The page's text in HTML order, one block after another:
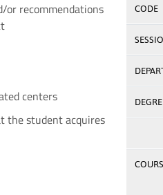
or recommendations
centers
the student acquires
CODE